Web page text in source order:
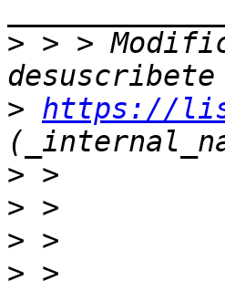
> > >
> https://
>
>
>
> >